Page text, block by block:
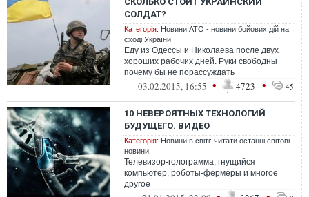
СОЛДАТ?
Категорія: Новини АТО - новини бойових дій на
сході України
Еду из Одессы и Николаева после двух
хороших рабочих дней. Руки свободны
почему бы не порассуждать
03.02.2015, 16:55 • 4723 • 45
10 НЕВЕРОЯТНЫХ ТЕХНОЛОГИЙ
БУДУЩЕГО. ВИДЕО
Категорія: Новини в світі: читати останні світові
новини
Телевизор-голограмма, гнущийся
компьютер, роботы-фермеры и многое
другое